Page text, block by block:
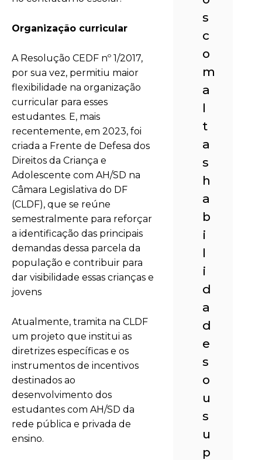
s
c
o
m
a
l
t
a
s
h
a
b
i
l
i
d
a
d
e
s
o
u
s
u
p
Organização curricular
A Resolução CEDF nº 1/2017,
por sua vez, permitiu maior
flexibilidade na organização
curricular para esses
estudantes. E, mais
recentemente, em 2023, foi
criada a Frente de Defesa dos
Direitos da Criança e
Adolescente com AH/SD na
Câmara Legislativa do DF
(CLDF), que se reúne
semestralmente para reforçar
a identificação das principais
demandas dessa parcela da
população e contribuir para
dar visibilidade essas crianças e
jovens
Atualmente, tramita na CLDF
um projeto que institui as
diretrizes específicas e os
instrumentos de incentivos
destinados ao
desenvolvimento dos
estudantes com AH/SD da
rede pública e privada de
ensino.